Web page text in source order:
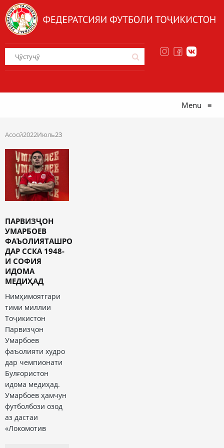
Menu ≡
Асосӣ2022Июль23
ПАРВИЗҶОН
УМАРБОЕВ
ФАЪОЛИЯТАШРО
ДАР ССКА 1948-
И СОФИЯ
ИДОМА
МЕДИҲАД
Нимҳимоятгари
тими миллии
Тоҷикистон
Парвизҷон
Умарбоев
фаъолияти худро
дар чемпионати
Булғористон
идома медиҳад.
Умарбоев ҳамчун
футболбози озод
аз дастаи
«Локомотив